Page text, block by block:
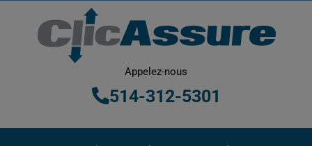
Appelez-nous
514-312-5301